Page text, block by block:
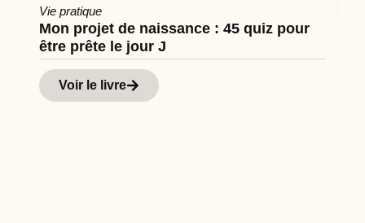
Vie pratique
Mon projet de naissance : 45 quiz pour
être prête le jour J
Voir le livre